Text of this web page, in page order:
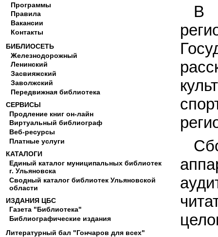
Программы
Правила
Вакансии
Контакты
БИБЛИОСЕТЬ
Железнодорожный
Ленинский
Засвияжский
Заволжский
Передвижная библиотека
СЕРВИСЫ
Продление книг он-лайн
Виртуальный библиограф
Веб-ресурсы
Платные услуги
КАТАЛОГИ
Единый каталог муниципальных библиотек
г. Ульяновска
Сводный каталог библиотек Ульяновской
области
ИЗДАНИЯ ЦБС
Газета "Библиотека"
Библиографические издания
Литературный бал "Гончаров для всех"
В